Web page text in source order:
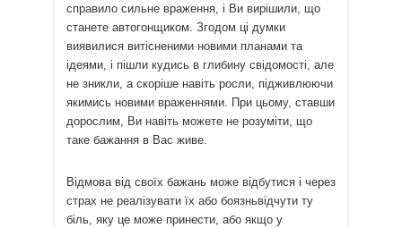
справило сильне враження, і Ви вирішили, що
станете автогонщиком. Згодом ці думки
виявилися витісненими новими планами та
ідеями, і пішли кудись в глибину свідомості, але
не зникли, а скоріше навіть росли, підживлюючи
якимись новими враженнями. При цьому, ставши
дорослим, Ви навіть можете не розуміти, що
таке бажання в Вас живе.
Відмова від своїх бажань може відбутися і через
страх не реалізувати їх або боязньвідчути ту
біль, яку це може принести, або якщо у